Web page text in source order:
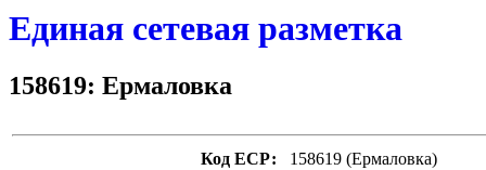
Единая сетевая разметка
158619: Ермаловка
Код ЕСР:
158619 (Ермаловка)